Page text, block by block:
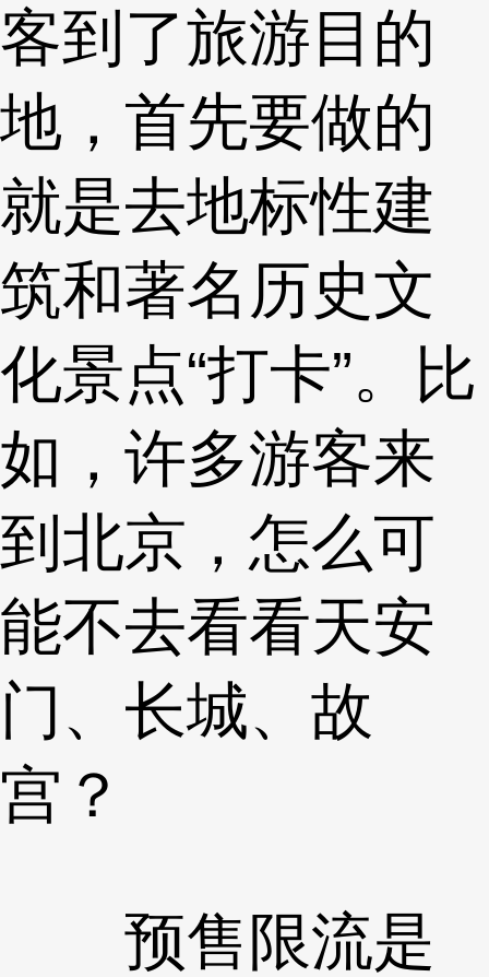
客到了旅游目的
地，首先要做的
就是去地标性建
筑和著名历史文
化景点“打卡”。比
如，许多游客来
到北京，怎么可
能不去看看天安
门、长城、故
宫？
预售限流是